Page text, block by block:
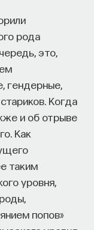
рода
это,
гендерные,
Когда
и об отрыве
Как
таким
уровня,
попов»
судьбы.
Для
способом
исполнять
иметь.
наши
позволим
ради